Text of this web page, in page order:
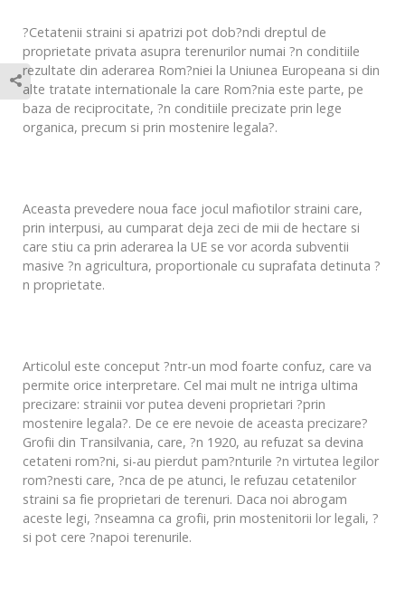
?Cetatenii straini si apatrizi pot dob?ndi dreptul de
proprietate privata asupra terenurilor numai ?n conditiile
rezultate din aderarea Rom?niei la Uniunea Europeana si din
alte tratate internationale la care Rom?nia este parte, pe
baza de reciprocitate, ?n conditiile precizate prin lege
organica, precum si prin mostenire legala?.
Aceasta prevedere noua face jocul mafiotilor straini care,
prin interpusi, au cumparat deja zeci de mii de hectare si
care stiu ca prin aderarea la UE se vor acorda subventii
masive ?n agricultura, proportionale cu suprafata detinuta ?
n proprietate.
Articolul este conceput ?ntr-un mod foarte confuz, care va
permite orice interpretare. Cel mai mult ne intriga ultima
precizare: strainii vor putea deveni proprietari ?prin
mostenire legala?. De ce ere nevoie de aceasta precizare?
Grofii din Transilvania, care, ?n 1920, au refuzat sa devina
cetateni rom?ni, si-au pierdut pam?nturile ?n virtutea legilor
rom?nesti care, ?nca de pe atunci, le refuzau cetatenilor
straini sa fie proprietari de terenuri. Daca noi abrogam
aceste legi, ?nseamna ca grofii, prin mostenitorii lor legali, ?
si pot cere ?napoi terenurile.